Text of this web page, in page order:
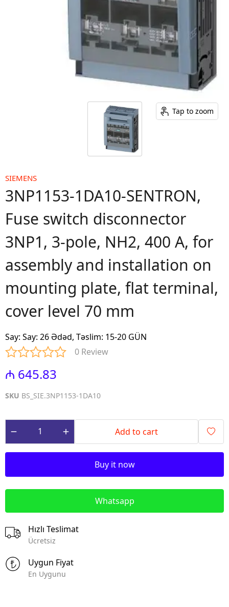
Tap to zoom
SIEMENS
3NP1153-1DA10-SENTRON,
Fuse switch disconnector
3NP1, 3-pole, NH2, 400 A, for
assembly and installation on
mounting plate, flat terminal,
cover level 70 mm
Say: Say: 26 Ədəd, Təslim: 15-20 GÜN
0 Review
₼ 645.83
SKU BS_SIE.3NP1153-1DA10
Add to cart
Buy it now
Whatsapp
Hızlı Teslimat
Ücretsiz
Uygun Fiyat
En Uygunu